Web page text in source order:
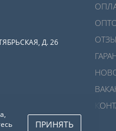
Д. 26
ПРИНЯТЬ